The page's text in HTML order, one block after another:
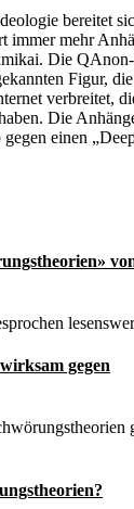
bereitet
immer mehr
Die
Figur,
verbreitet,
Die
einen
gegen